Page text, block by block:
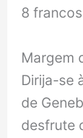
8
Margem
Dirija-se
de
desfrute